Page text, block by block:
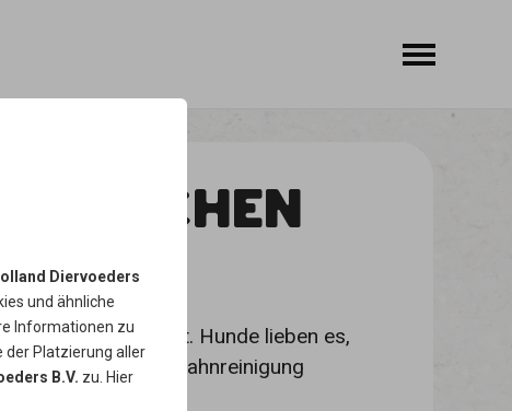
Diervoeders
und ähnliche
Informationen zu
der Platzierung aller
B.V. zu. Hier
KNOCHEN
Rinderhaut. Hunde lieben es,
Zudem wird die Zahnreinigung